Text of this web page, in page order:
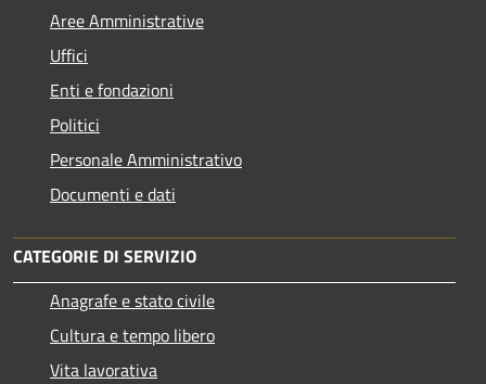
Aree Amministrative
Uffici
Enti e fondazioni
Politici
Personale Amministrativo
Documenti e dati
CATEGORIE DI SERVIZIO
Anagrafe e stato civile
Cultura e tempo libero
Vita lavorativa